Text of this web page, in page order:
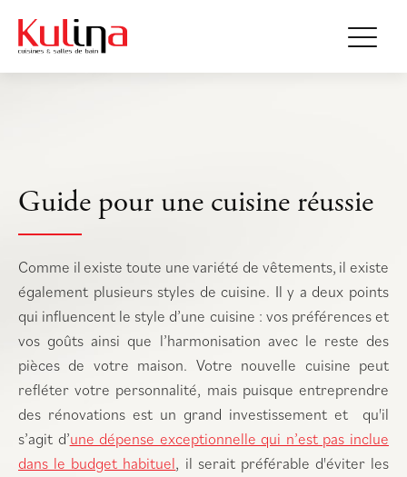
Guide pour une cuisine réussie
Comme il existe toute une variété de vêtements, il existe
également plusieurs styles de cuisine. Il y a deux points
qui influencent le style d’une cuisine : vos préférences et
vos goûts ainsi que l’harmonisation avec le reste des
pièces de votre maison. Votre nouvelle cuisine peut
refléter votre personnalité, mais puisque entreprendre
des rénovations est un grand investissement et qu'il
s’agit d’une dépense exceptionnelle qui n’est pas inclue
dans le budget habituel, il serait préférable d'éviter les